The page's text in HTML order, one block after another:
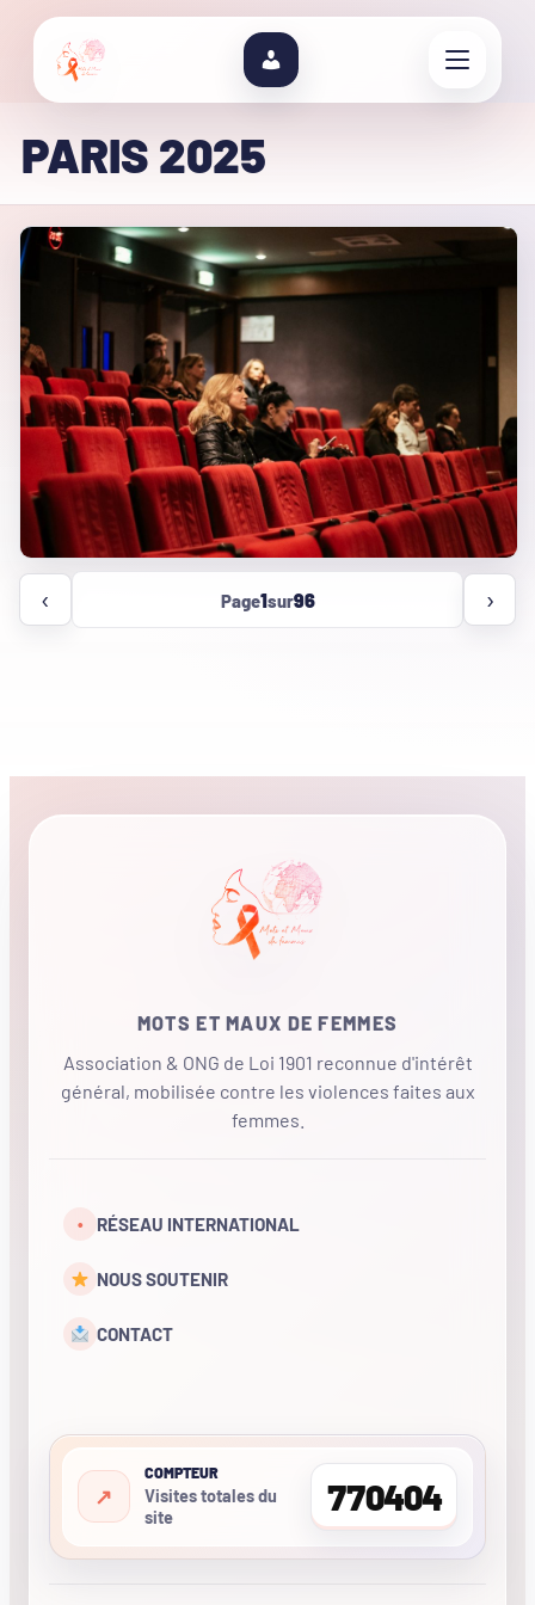
PARIS 2025
‹
précédente
Page1sur96 ›
MOTS ET MAUX DE FEMMES
Association & ONG de Loi 1901 reconnue d'intérêt
général, mobilisée contre les violences faites aux
femmes.
• RÉSEAU INTERNATIONAL
NOUS SOUTENIR
CONTACT
COMPTEUR
Visites totales du
site
770404